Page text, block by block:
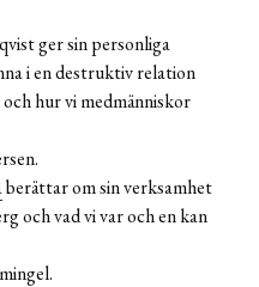
ger sin personliga
i en destruktiv relation
hur vi medmänniskor
berättar om sin verksamhet
och vad vi var och en kan